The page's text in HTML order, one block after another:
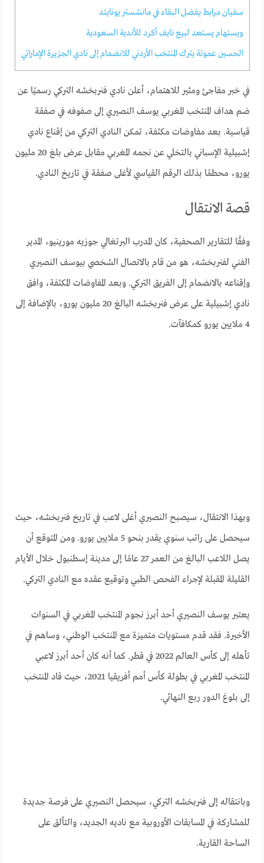
سفيان مرابط يفضل البقاء في مانشستر يونايتد
ويستهام يستعد لبيع نايف أكرد للأندية السعودية
الحسين عموتة يترك المنتخب الأردني للانضمام إلى نادي الجزيرة الإماراتي
في خبر مفاجئ ومثير للاهتمام، أعلن نادي فنربخشه التركي رسميًا عن
ضم هداف المنتخب المغربي يوسف النصيري إلى صفوفه في صفقة
قياسية. بعد مفاوضات مكثفة، تمكن النادي التركي من إقناع نادي
إشبيلية الإسباني بالتخلي عن نجمه المغربي مقابل عرض بلغ 20 مليون
يورو، محطمًا بذلك الرقم القياسي لأغلى صفقة في تاريخ النادي.
قصة الانتقال
وفقًا للتقارير الصحفية، كان المدرب البرتغالي جوزيه مورينيو، المدير
الفني لفنربخشه، هو من قام بالاتصال الشخصي بيوسف النصيري
وإقناعه بالانضمام إلى الفريق التركي. وبعد المفاوضات المكثفة، وافق
نادي إشبيلية على عرض فنربخشه البالغ 20 مليون يورو، بالإضافة إلى
4 ملايين يورو كمكافآت.
وبهذا الانتقال، سيصبح النصيري أغلى لاعب في تاريخ فنربخشه، حيث
سيحصل على راتب سنوي يقدر بنحو 5 ملايين يورو. ومن المتوقع أن
يصل اللاعب البالغ من العمر 27 عامًا إلى مدينة إسطنبول خلال الأيام
القليلة المقبلة لإجراء الفحص الطبي وتوقيع عقده مع النادي التركي.
يعتبر يوسف النصيري أحد أبرز نجوم المنتخب المغربي في السنوات
الأخيرة. فقد قدم مستويات متميزة مع المنتخب الوطني، وساهم في
تأهله إلى كأس العالم 2022 في قطر. كما أنه كان أحد أبرز لاعبي
المنتخب المغربي في بطولة كأس أمم أفريقيا 2021، حيث قاد المنتخب
إلى بلوغ الدور ربع النهائي.
وبانتقاله إلى فنربخشه التركي، سيحصل النصيري على فرصة جديدة
للمشاركة في المسابقات الأوروبية مع ناديه الجديد، والتألق على
الساحة القارية.